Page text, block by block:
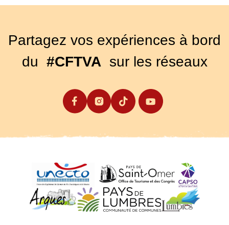
Partagez vos expériences à bord
du #CFTVA sur les réseaux